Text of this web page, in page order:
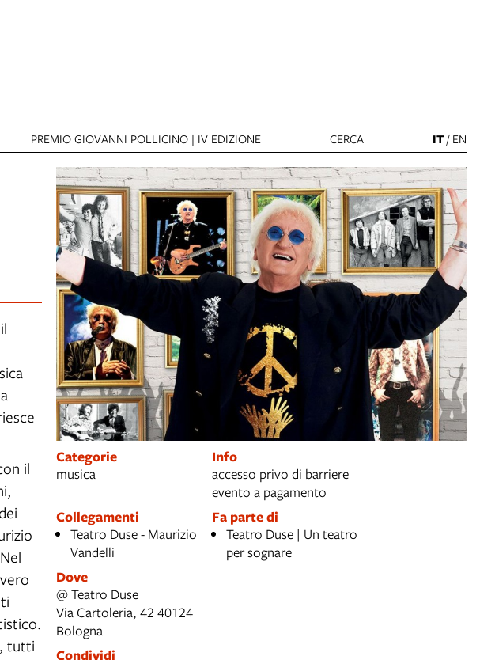
PREMIO GIOVANNI POLLICINO | IV EDIZIONE CERCA IT/ EN
il
tutti
Categorie
musica
Info
accesso privo di barriere
evento a pagamento
Collegamenti
Teatro Duse - Maurizio
Vandelli
Fa parte di
Teatro Duse | Un teatro
per sognare
Dove
@ Teatro Duse
Via Cartoleria, 42 40124
Bologna
Condividi